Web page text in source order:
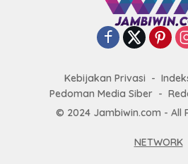
Kebijakan Privasi
Pedoman Media Siber
© 2024 Jambiwin.com - All
NETWORK